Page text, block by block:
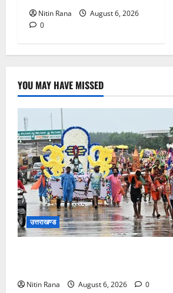
Nitin Rana
August 6, 2026
0
YOU MAY HAVE MISSED
उत्तराखण्ड
Nitin Rana August 6, 2026 0